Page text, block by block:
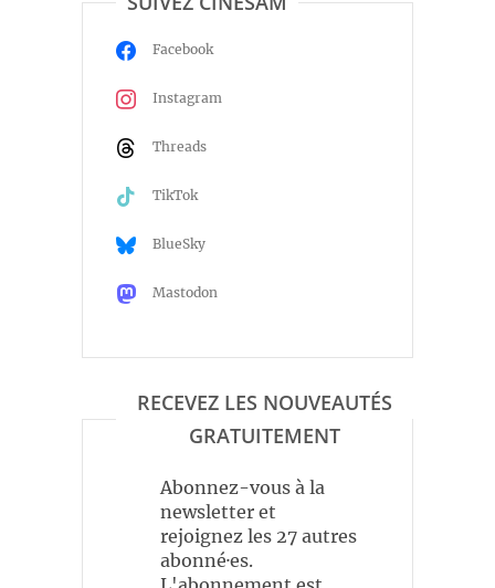
Facebook
Instagram
Threads
TikTok
BlueSky
Mastodon
RECEVEZ LES NOUVEAUTÉS
GRATUITEMENT
Abonnez-vous à la
newsletter et
rejoignez les 27 autres
abonné·es.